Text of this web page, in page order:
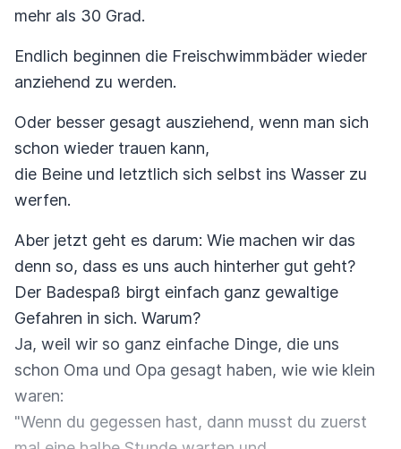
mehr als 30 Grad.
Endlich beginnen die Freischwimmbäder wieder
anziehend zu werden.
Oder besser gesagt ausziehend, wenn man sich
schon wieder trauen kann,
die Beine und letztlich sich selbst ins Wasser zu
werfen.
Aber jetzt geht es darum: Wie machen wir das
denn so, dass es uns auch hinterher gut geht?
Der Badespaß birgt einfach ganz gewaltige
Gefahren in sich. Warum?
Ja, weil wir so ganz einfache Dinge, die uns
schon Oma und Opa gesagt haben, wie wie klein
waren:
"Wenn du gegessen hast, dann musst du zuerst